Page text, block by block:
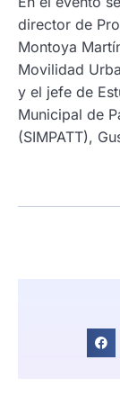
director de
Montoya
Movilidad
y el jefe de
Municipal de
(SIMPATT),